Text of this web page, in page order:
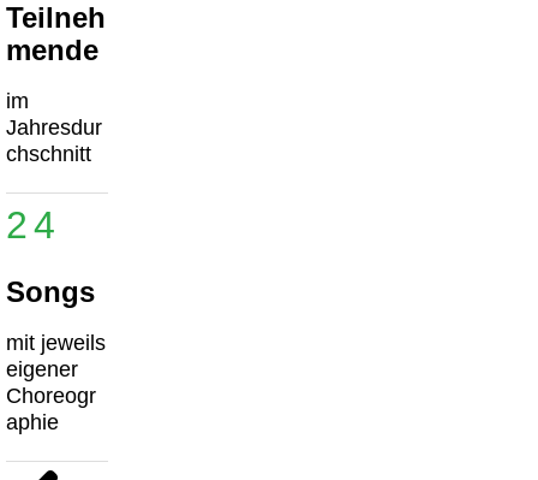
Teilneh
mende
im
Jahresdur
chschnitt
24
Songs
mit jeweils
eigener
Choreogr
aphie